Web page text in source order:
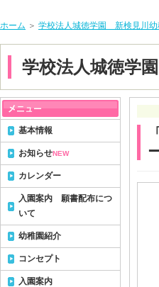
ホーム ＞ 学校法人城徳学園 新検見川幼
学校法人城徳学
基本情報
お知らせNEW
カレンダー
入園案内 願書配布につ
いて
幼稚園紹介
コンセプト
入園案内